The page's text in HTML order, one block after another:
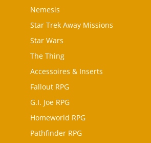
Nemesis
Star Trek Away Missions
Star Wars
The Thing
Accessoires & Inserts
Fallout RPG
G.I. Joe RPG
Homeworld RPG
Pathfinder RPG